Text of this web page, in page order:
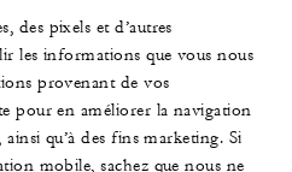
des pixels et d’autres
les informations que vous nous
provenant de vos
pour en améliorer la navigation
qu’à des fins marketing. Si
mobile, sachez que nous ne